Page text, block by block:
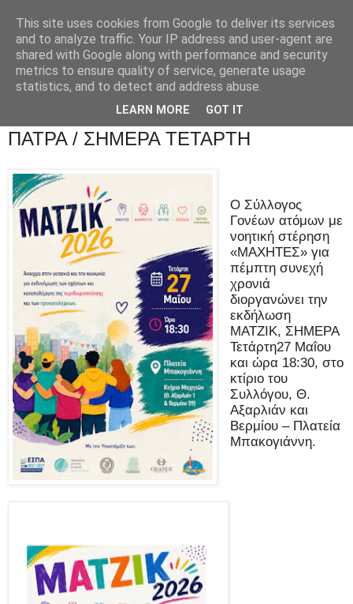
ΠΑΤΡΑ / ΣΗΜΕΡΑ ΤΕΤΑΡΤΗ
Ο Σύλλογος
Γονέων ατόμων με
νοητική στέρηση
«ΜΑΧΗΤΕΣ» για
πέμπτη συνεχή
χρονιά
διοργανώνει την
εκδήλωση
ΜΑΤΖΙΚ, ΣΗΜΕΡΑ
Τετάρτη27 Μαΐου
και ώρα 18:30, στο
κτίριο του
Συλλόγου, Θ.
Αξαρλιάν και
Βερμίου – Πλατεία
Μπακογιάννη.
This site uses cookies from Google to deliver its services
and to analyze traffic. Your IP address and user-agent are
shared with Google along with performance and security
metrics to ensure quality of service, generate usage
statistics, and to detect and address abuse.
LEARN MORE GOT IT